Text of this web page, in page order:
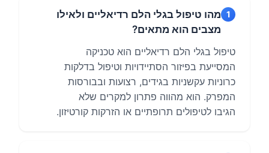
1 מהו טיפול בגלי הלם רדיאליים ולאילו
מצבים הוא מתאים?
טיפול בגלי הלם רדיאליים הוא טכניקה
המסייעת בפיזור הסתיידויות וטיפול בדלקות
כרוניות עקשניות בגידים, רצועות ובבורסות
המפרק. הוא מהווה פתרון למקרים שלא
הגיבו לטיפולים תרופתיים או הזרקות קורטיזון.